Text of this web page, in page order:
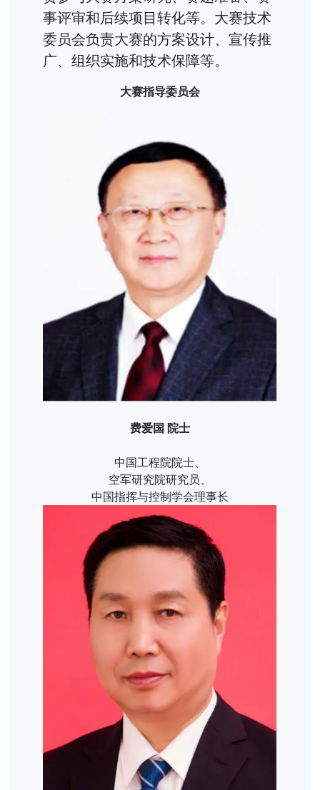
事评审和后续项目转化等。大赛技术
委员会负责大赛的方案设计、宣传推
广、组织实施和技术保障等。
大赛指导委员会
费爱国 院士
中国工程院院士、
空军研究院研究员、
中国指挥与控制学会理事长